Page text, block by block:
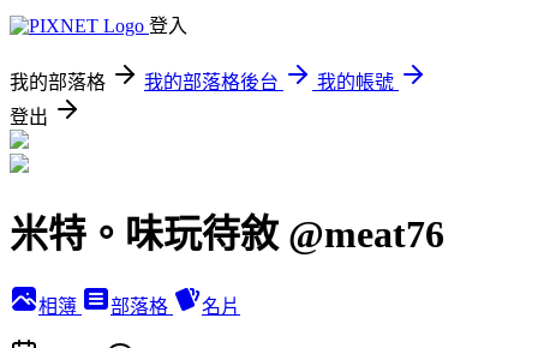
登入
我的部落格 我的部落格後台
我的帳號
登出
米特。味玩待敘 @meat76
相簿 部落格 名片